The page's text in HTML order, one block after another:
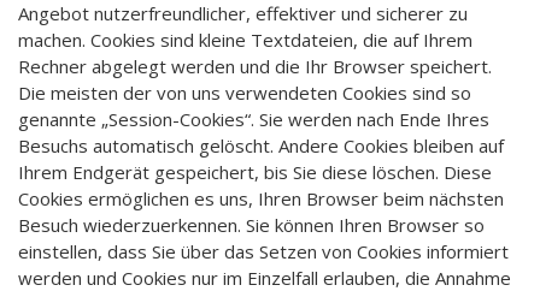
Angebot nutzerfreundlicher, effektiver und sicherer zu
machen. Cookies sind kleine Textdateien, die auf Ihrem
Rechner abgelegt werden und die Ihr Browser speichert.
Die meisten der von uns verwendeten Cookies sind so
genannte „Session-Cookies“. Sie werden nach Ende Ihres
Besuchs automatisch gelöscht. Andere Cookies bleiben auf
Ihrem Endgerät gespeichert, bis Sie diese löschen. Diese
Cookies ermöglichen es uns, Ihren Browser beim nächsten
Besuch wiederzuerkennen. Sie können Ihren Browser so
einstellen, dass Sie über das Setzen von Cookies informiert
werden und Cookies nur im Einzelfall erlauben, die Annahme